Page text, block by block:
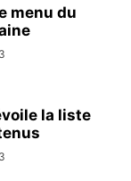
menu du
la liste